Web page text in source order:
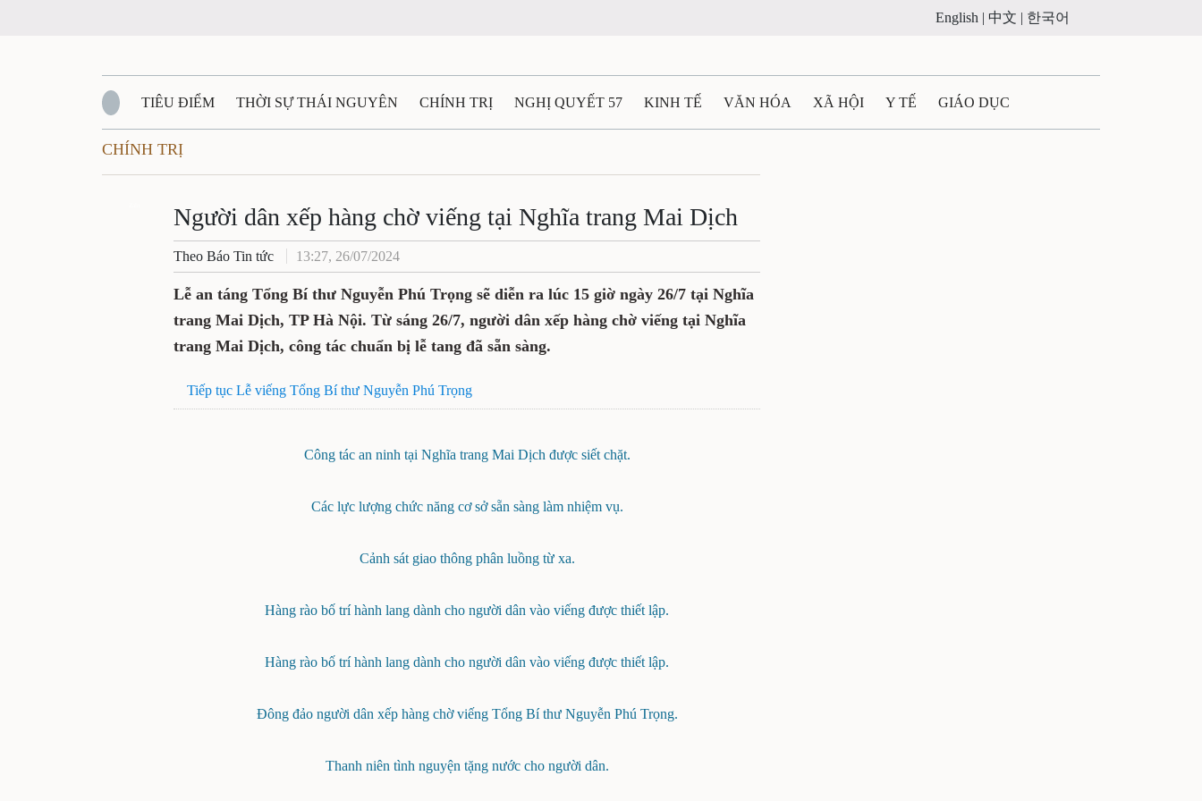
English | 中文 | 한국어
TIÊU ĐIỂM THỜI SỰ THÁI NGUYÊN CHÍNH TRỊ NGHỊ QUYẾT 57 KINH TẾ VĂN HÓA XÃ HỘI Y TẾ GIÁO DỤC
QUỐC PHÒNG - AN NINH
QUÊ HƯƠNG - ĐẤT NƯỚC QUỐC TẾ TÀI NGUYÊN - MÔI TRƯỜNG THỂ THAO THÔNG TIN - QUẢNG CÁO
VĂN BẢN, CHÍNH SÁCH MỚI VĂN NGHỆ THÁI NGUYÊN
CHÍNH TRỊ
Người dân xếp hàng chờ viếng tại Nghĩa trang Mai Dịch
Theo Báo Tin tức 13:27, 26/07/2024
Lễ an táng Tổng Bí thư Nguyễn Phú Trọng sẽ diễn ra lúc 15 giờ ngày 26/7 tại Nghĩa
trang Mai Dịch, TP Hà Nội. Từ sáng 26/7, người dân xếp hàng chờ viếng tại Nghĩa
trang Mai Dịch, công tác chuẩn bị lễ tang đã sẵn sàng.
Tiếp tục Lễ viếng Tổng Bí thư Nguyễn Phú Trọng
Công tác an ninh tại Nghĩa trang Mai Dịch được siết chặt.
Các lực lượng chức năng cơ sở sẵn sàng làm nhiệm vụ.
Cảnh sát giao thông phân luồng từ xa.
Hàng rào bố trí hành lang dành cho người dân vào viếng được thiết lập.
Hàng rào bố trí hành lang dành cho người dân vào viếng được thiết lập.
Đông đảo người dân xếp hàng chờ viếng Tổng Bí thư Nguyễn Phú Trọng.
Thanh niên tình nguyện tặng nước cho người dân.